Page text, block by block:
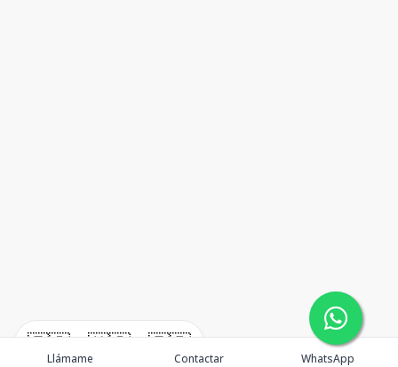
🇪🇸 🇺🇸 🇫🇷
Llámame Contactar WhatsApp